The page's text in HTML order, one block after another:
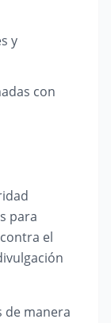
y
con
para
el
de manera